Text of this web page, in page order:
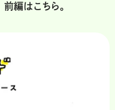
前編はこちら。